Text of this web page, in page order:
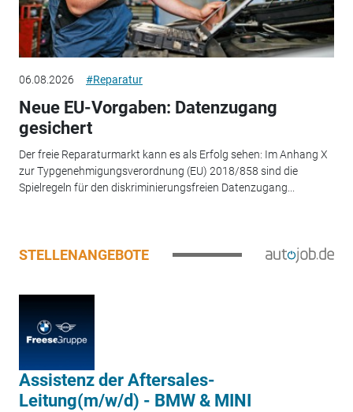
06.08.2026 #Reparatur
Neue EU-Vorgaben: Datenzugang
gesichert
Der freie Reparaturmarkt kann es als Erfolg sehen: Im Anhang X
zur Typgenehmigungsverordnung (EU) 2018/858 sind die
Spielregeln für den diskriminierungsfreien Datenzugang...
STELLENANGEBOTE
Assistenz der Aftersales-
Leitung(m/w/d) - BMW & MINI